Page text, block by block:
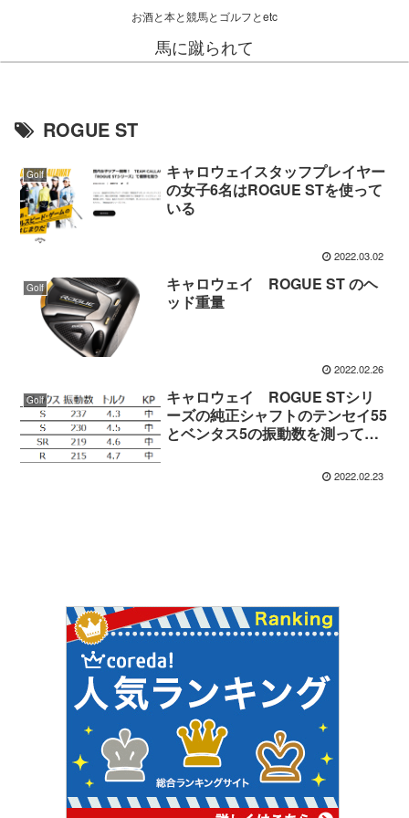
お酒と本と競馬とゴルフとetc
馬に蹴られて
ROGUE ST
Golf
キャロウェイスタッフプレイヤー
の女子6名はROGUE STを使って
いる
2022.03.02
Golf
キャロウェイ ROGUE ST のヘ
ッド重量
2022.02.26
Golf
キャロウェイ ROGUE STシリ
ーズの純正シャフトのテンセイ55
とベンタス5の振動数を測ってみ
2022.02.23